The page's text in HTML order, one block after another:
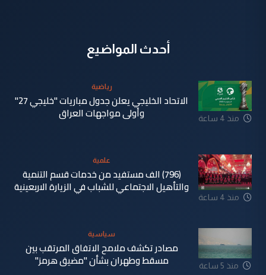
أحدث المواضيع
منذ 4 ساعة
رياضية
الاتحاد الخليجي يعلن جدول مباريات "خليجي 27"
وأولى مواجهات العراق
منذ 4 ساعة
علمية
(796) الف مستفيد من خدمات قسم التنمية
والتأهيل الاجتماعي للشباب في الزيارة الاربعينية
منذ 5 ساعة
سياسية
مصادر تكشف ملامح الاتفاق المرتقب بين
مسقط وطهران بشأن "مضيق هرمز"